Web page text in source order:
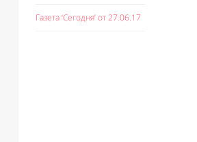
Газета ‘Сегодня’ от 27.06.17